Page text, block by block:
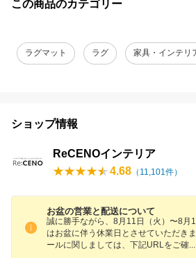
この商品のカテゴリー
ラグマット ラグ 家具・インテリ
ショップ情報
ReCENOインテリア
4.68 （ 11,101 件）
お盆の営業と配送について
誠に勝手ながら、8月11日（火）〜8月
はお盆に伴う休業日とさせていただき
ールに関しましては、下記URLをご確